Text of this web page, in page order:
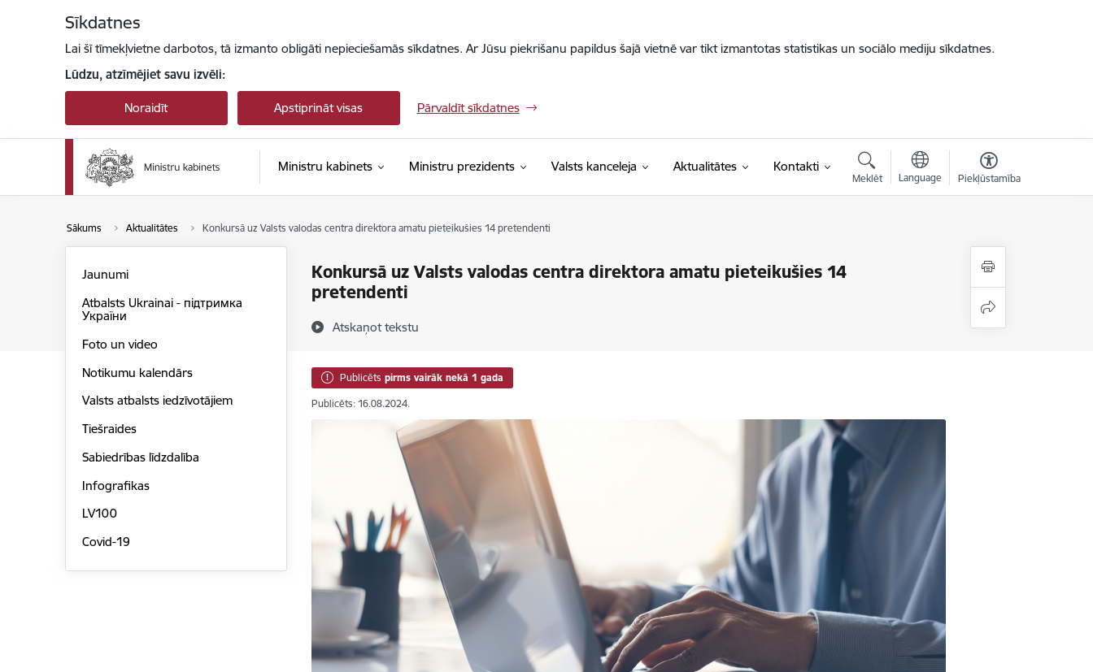
Sīkdatnes
Lai šī tīmekļvietne darbotos, tā izmanto obligāti nepieciešamās sīkdatnes. Ar Jūsu piekrišanu papildus šajā vietnē var tikt izmantotas statistikas un sociālo mediju sīkdatnes.
Lūdzu, atzīmējiet savu izvēli:
Noraidīt Apstiprināt visas Pārvaldīt sīkdatnes
Ministru kabinets Ministru prezidents Valsts kanceleja Aktualitātes Kontakti
Meklēt Language Piekļūstamība
Sākums Aktualitātes Konkursā uz Valsts valodas centra direktora amatu pieteikušies 14 pretendenti
Konkursā uz Valsts valodas centra direktora amatu pieteikušies 14
pretendenti
Atskaņot tekstu
Jaunumi
Atbalsts Ukrainai - підтримка
України
Foto un video
Notikumu kalendārs
Valsts atbalsts iedzīvotājiem
Tiešraides
Sabiedrības līdzdalība
Infografikas
LV100
Covid-19
Publicēts pirms vairāk nekā 1 gada
Publicēts: 16.08.2024.